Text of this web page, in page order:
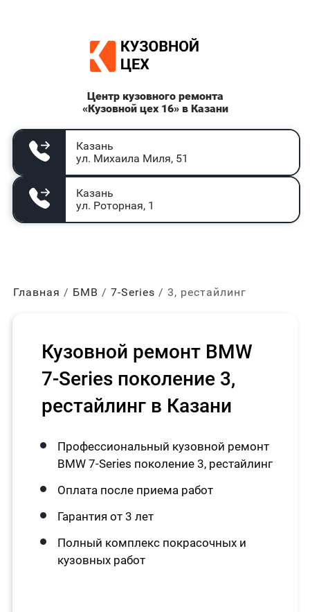
Центр кузовного ремонта
«Кузовной цех 16» в Казани
Казань
ул. Михаила Миля, 51
Казань
ул. Роторная, 1
Главная БМВ 7-Series 3, рестайлинг
Кузовной ремонт BMW
7-Series поколение 3,
рестайлинг в Казани
Профессиональный кузовной ремонт
BMW 7-Series поколение 3, рестайлинг
Оплата после приема работ
Гарантия от 3 лет
Полный комплекс покрасочных и
кузовных работ